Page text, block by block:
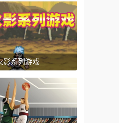
影系列游戏